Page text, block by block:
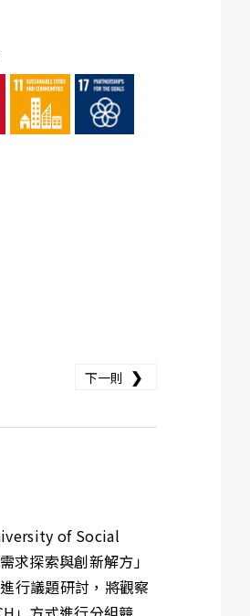
下一則 ❯
of Social
求探索與創新解方」
行議題研討，將觀察